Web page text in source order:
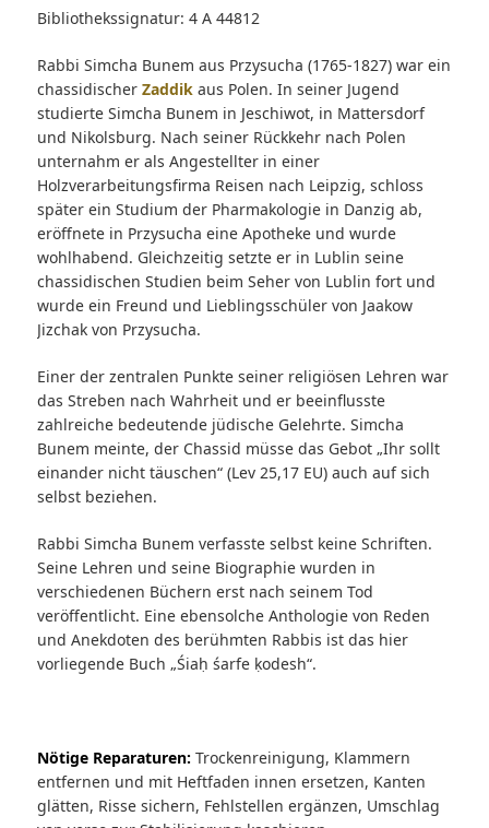
Bibliothekssignatur: 4 A 44812
Rabbi Simcha Bunem aus Przysucha (1765-1827) war ein
chassidischer Zaddikaus Polen. In seiner Jugend
studierte Simcha Bunem in Jeschiwot, in Mattersdorf
und Nikolsburg. Nach seiner Rückkehr nach Polen
unternahm er als Angestellter in einer
Holzverarbeitungsfirma Reisen nach Leipzig, schloss
später ein Studium der Pharmakologie in Danzig ab,
eröffnete in Przysucha eine Apotheke und wurde
wohlhabend. Gleichzeitig setzte er in Lublin seine
chassidischen Studien beim Seher von Lublin fort und
wurde ein Freund und Lieblingsschüler von Jaakow
Jizchak von Przysucha.
Einer der zentralen Punkte seiner religiösen Lehren war
das Streben nach Wahrheit und er beeinflusste
zahlreiche bedeutende jüdische Gelehrte. Simcha
Bunem meinte, der Chassid müsse das Gebot „Ihr sollt
einander nicht täuschen“ (Lev 25,17 EU) auch auf sich
selbst beziehen.
Rabbi Simcha Bunem verfasste selbst keine Schriften.
Seine Lehren und seine Biographie wurden in
verschiedenen Büchern erst nach seinem Tod
veröffentlicht. Eine ebensolche Anthologie von Reden
und Anekdoten des berühmten Rabbis ist das hier
vorliegende Buch „Śiaḥ śarfe ḳodesh“.
Nötige Reparaturen: Trockenreinigung, Klammern
entfernen und mit Heftfaden innen ersetzen, Kanten
glätten, Risse sichern, Fehlstellen ergänzen, Umschlag